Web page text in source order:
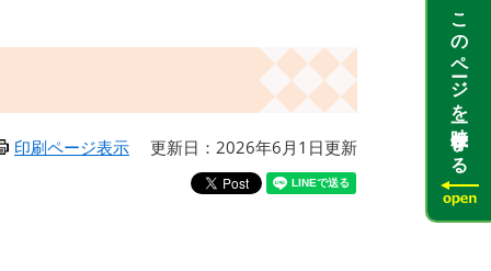
印刷ページ表示 更新日：2026年6月1日更新 このページを一時保存する